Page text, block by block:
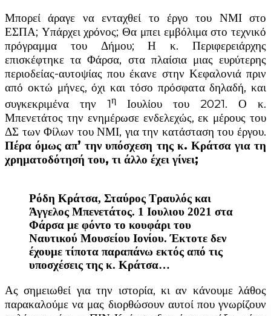
Μπορεί άραγε να ενταχθεί το έργο του ΝΜΙ στο
ΕΣΠΑ; Υπάρχει χρόνος; Θα μπει εμβόλιμα στο τεχνικό
πρόγραμμα του Δήμου; Η κ. Περιφερειάρχης
επισκέφτηκε τα Φάρσα, στα πλαίσια μιας ευρύτερης
περιοδείας-αυτοψίας που έκανε στην Κεφαλονιά πριν
από οκτώ μήνες, όχι και τόσο πρόσφατα δηλαδή, και
συγκεκριμένα την 1η
Ιουλίου του 2021. Ο κ.
Μπενετάτος την ενημέρωσε ενδελεχώς, εκ μέρους του
ΔΣ των Φίλων του ΝΜΙ, για την κατάσταση του έργου.
Πέρα όμως απ’ την υπόσχεση της κ. Κράτσα για τη
χρηματοδότησή του, τι άλλο έχει γίνει;
Ρόδη Κράτσα, Σταύρος Τραυλός και
Άγγελος Μπενετάτος. 1 Ιουλιου 2021 στα
Φάρσα με φόντο το κουφάρι του
Ναυτικού Μουσείου Ιονίου. Έκτοτε δεν
έχουμε τίποτα παραπάνω εκτός από τις
υποσχέσεις της κ. Κράτσα…
Ας σημειωθεί για την ιστορία, κι αν κάνουμε λάθος
παρακαλούμε να μας διορθώσουν αυτοί που γνωρίζουν